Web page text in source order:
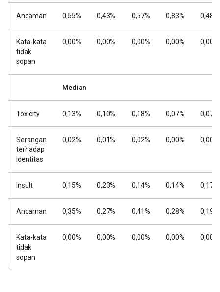
Ancaman 0,55% 0,43% 0,57% 0,83% 0,48%
Kata-kata
tidak
sopan
0,00% 0,00% 0,00% 0,00% 0,00%
Median
Toxicity 0,13% 0,10% 0,18% 0,07% 0,07%
Serangan
terhadap
Identitas
0,02% 0,01% 0,02% 0,00% 0,00%
Insult 0,15% 0,23% 0,14% 0,14% 0,17%
Ancaman 0,35% 0,27% 0,41% 0,28% 0,19%
Kata-kata
tidak
sopan
0,00% 0,00% 0,00% 0,00% 0,00%